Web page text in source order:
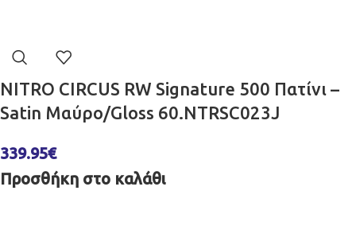
NITRO CIRCUS RW Signature 500 Πατίνι –
Satin Μαύρο/Gloss 60.NTRSC023J
339.95€
Προσθήκη στο καλάθι